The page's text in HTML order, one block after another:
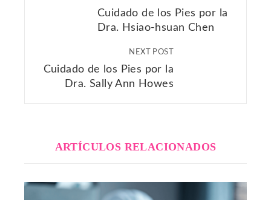
Cuidado de los Pies por la
Dra. Hsiao-hsuan Chen
NEXT POST
Cuidado de los Pies por la
Dra. Sally Ann Howes
ARTÍCULOS RELACIONADOS